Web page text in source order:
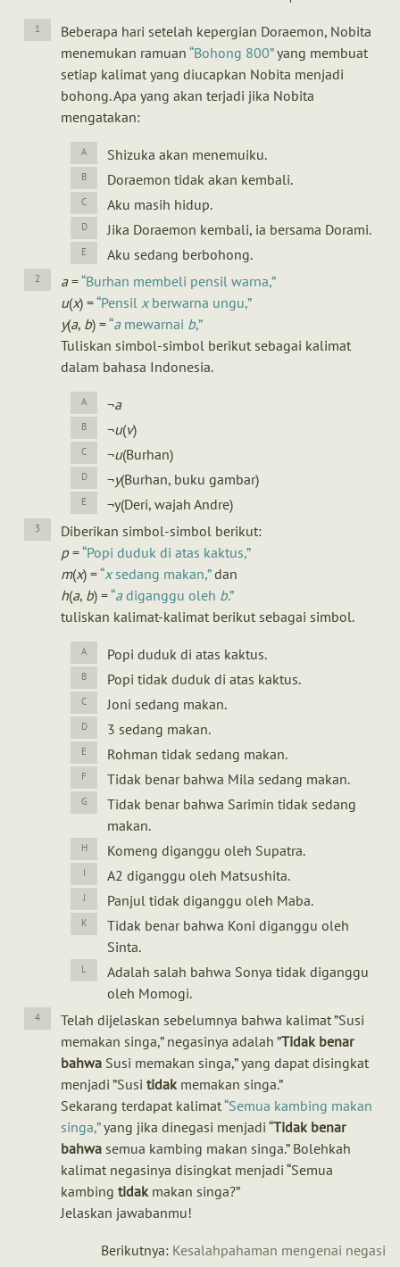
Beberapa hari setelah kepergian Doraemon, Nobita
menemukan ramuan Bohong 800 yang membuat
setiap kalimat yang diucapkan Nobita menjadi
bohong. Apa yang akan terjadi jika Nobita
mengatakan:
Shizuka akan menemuiku.
Doraemon tidak akan kembali.
Aku masih hidup.
Jika Doraemon kembali, ia bersama Dorami.
Aku sedang berbohong.
a= Burhan membeli pensil warna,
u(x) = Pensil xberwarna ungu,
y(a, b) = amewarnai b,
Tuliskan simbol-simbol berikut sebagai kalimat
dalam bahasa Indonesia.
¬a
¬u(v)
¬u(Burhan)
¬y(Burhan, buku gambar)
¬y(Deri, wajah Andre)
Diberikan simbol-simbol berikut:
p= Popi duduk di atas kaktus,
m(x) = xsedang makan, dan
h(a, b) = adiganggu oleh b.
tuliskan kalimat-kalimat berikut sebagai simbol.
Popi duduk di atas kaktus.
Popi tidak duduk di atas kaktus.
Joni sedang makan.
3 sedang makan.
Rohman tidak sedang makan.
Tidak benar bahwa Mila sedang makan.
Tidak benar bahwa Sarimin tidak sedang
makan.
Komeng diganggu oleh Supatra.
A2 diganggu oleh Matsushita.
Panjul tidak diganggu oleh Maba.
Tidak benar bahwa Koni diganggu oleh
Sinta.
Adalah salah bahwa Sonya tidak diganggu
oleh Momogi.
Telah dijelaskan sebelumnya bahwa kalimat ”Susi
memakan singa,” negasinya adalah ”Tidak benar
bahwa Susi memakan singa,” yang dapat disingkat
menjadi ”Susi tidak memakan singa.”
Sekarang terdapat kalimat Semua kambing makan
singa, yang jika dinegasi menjadi “Tidak benar
bahwa semua kambing makan singa.” Bolehkah
kalimat negasinya disingkat menjadi “Semua
kambing tidak makan singa?”
Jelaskan jawabanmu!
Berikutnya: Kesalahpahaman mengenai negasi